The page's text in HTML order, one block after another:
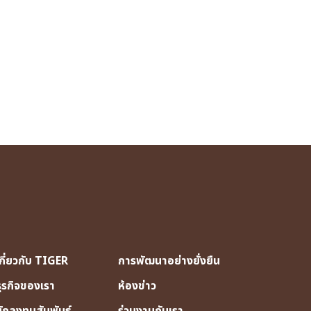
ยวกับ TIGER
กิจของเรา
การพัฒนาอย่างยั่งยืน
ห้องข่าว